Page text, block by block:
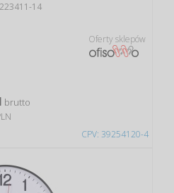
CPV: 39254120-4
14
Oferty sklepów
brutto